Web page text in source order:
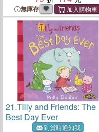
無庫存
21.Tilly and Friends: The
Best Day Ever
到貨時通知我